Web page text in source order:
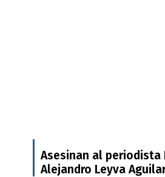
Asesinan al periodista
Alejandro Leyva